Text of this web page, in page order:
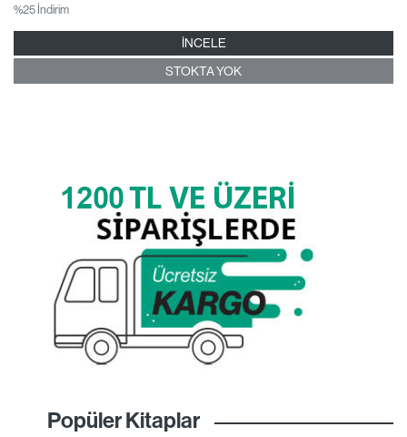
%25 İndirim
İNCELE
STOKTA YOK
Popüler Kitaplar